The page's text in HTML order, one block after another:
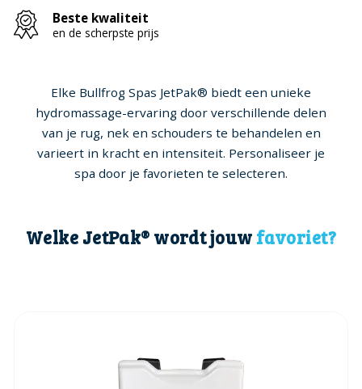
Beste kwaliteit
en de scherpste prijs
Elke Bullfrog Spas JetPak® biedt een unieke
hydromassage-ervaring door verschillende delen
van je rug, nek en schouders te behandelen en
varieert in kracht en intensiteit. Personaliseer je
spa door je favorieten te selecteren.
Welke JetPak® wordt jouw favoriet?